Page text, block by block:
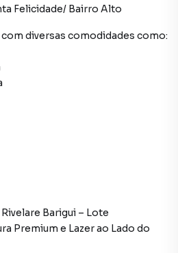
Felicidade/ Bairro Alto
com diversas comodidades como:
Barigui – Lote
Premium e Lazer ao Lado do